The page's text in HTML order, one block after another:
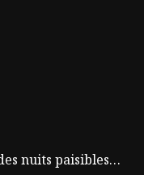
nuits paisibles…